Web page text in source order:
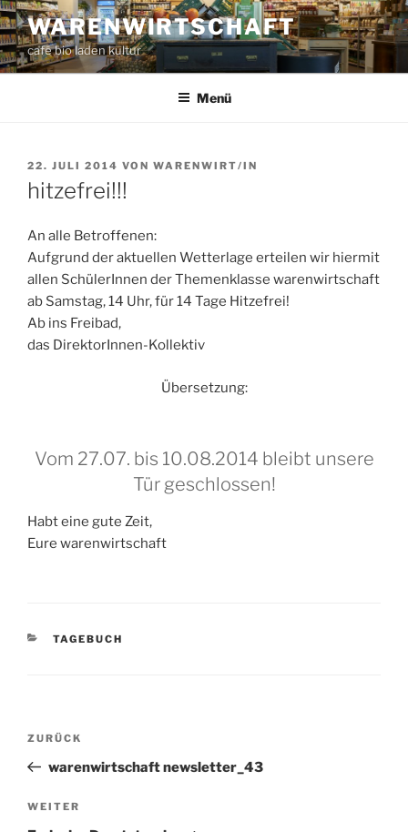
Zum
Inhalt
springen
WARENWIRTSCHAFT
café bio laden kultur
Menü
VERÖFFENTLICHT
AM
22. JULI 2014 VON WARENWIRT/IN
hitzefrei!!!
An alle Betroffenen:
Aufgrund der aktuellen Wetterlage erteilen wir hiermit
allen SchülerInnen der Themenklasse warenwirtschaft
ab Samstag, 14 Uhr, für 14 Tage Hitzefrei!
Ab ins Freibad,
das DirektorInnen-Kollektiv
Übersetzung:
Vom 27.07. bis 10.08.2014 bleibt unsere
Tür geschlossen!
Habt eine gute Zeit,
Eure warenwirtschaft
KATEGORIEN
TAGEBUCH
Beitragsnavigation
Vorheriger
Beitrag
ZURÜCK
warenwirtschaft newsletter_43
Nächster
WEITER